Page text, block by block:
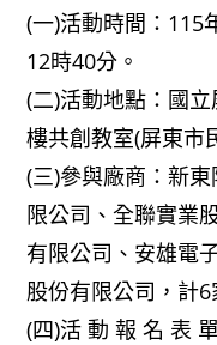
(一)活動時間：115
12時40分。
(二)活動地點：國
樓共創教室(屏東市
(三)參與廠商：新
限公司、全聯實業
有限公司、安雄電
股份有限公司，計6
(四)活 動 報 名 表